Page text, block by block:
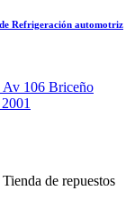
Refrigeración automotriz
Av 106 Briceño
de repuestos